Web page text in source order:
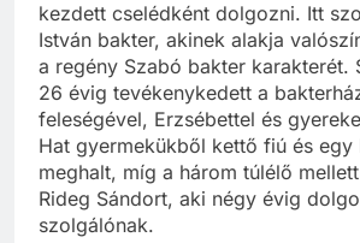
kezdett cselédként dolgozni. Itt
István bakter, akinek alakja
a regény Szabó bakter karakterét.
26 évig tevékenykedett a
feleségével, Erzsébettel és
Hat gyermekükből kettő fiú és egy
meghalt, míg a három túlélő
Rideg Sándort, aki négy évig
szolgálónak.